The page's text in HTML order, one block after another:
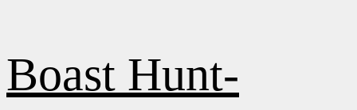
содержимому
Boast Hunt-